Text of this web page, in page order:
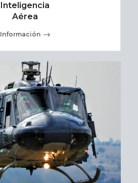
Inteligencia
Aérea
Información